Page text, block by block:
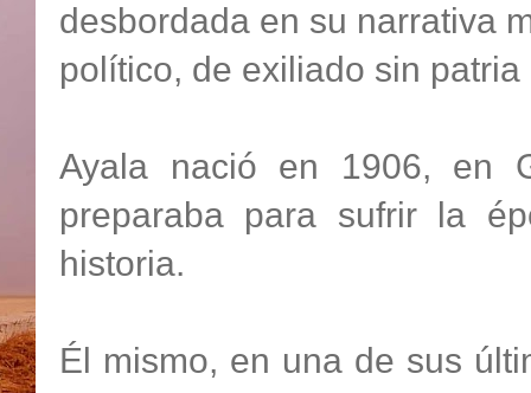
desbordada en su narrativa
político, de exiliado sin
Ayala nació en 1906, en
preparaba para sufrir la
historia.
Él mismo, en una de sus